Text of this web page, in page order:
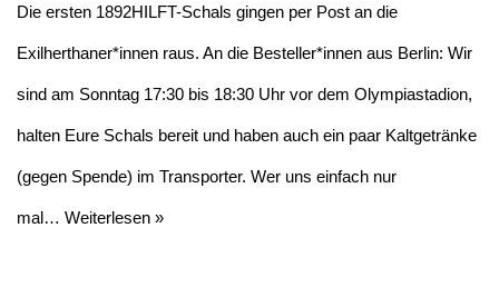
Die ersten 1892HILFT-Schals gingen per Post an die
Exilherthaner*innen raus. An die Besteller*innen aus Berlin: Wir
sind am Sonntag 17:30 bis 18:30 Uhr vor dem Olympiastadion,
halten Eure Schals bereit und haben auch ein paar Kaltgetränke
(gegen Spende) im Transporter. Wer uns einfach nur
mal… Weiterlesen »